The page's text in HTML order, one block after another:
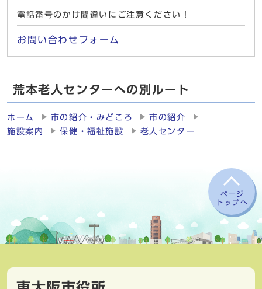
電話番号のかけ間違いにご注意ください！
お問い合わせフォーム
荒本老人センターへの別ルート
ホーム 市の紹介・みどころ
市の紹介
施設案内
保健・福祉施設 老人センター
ページ
トップへ